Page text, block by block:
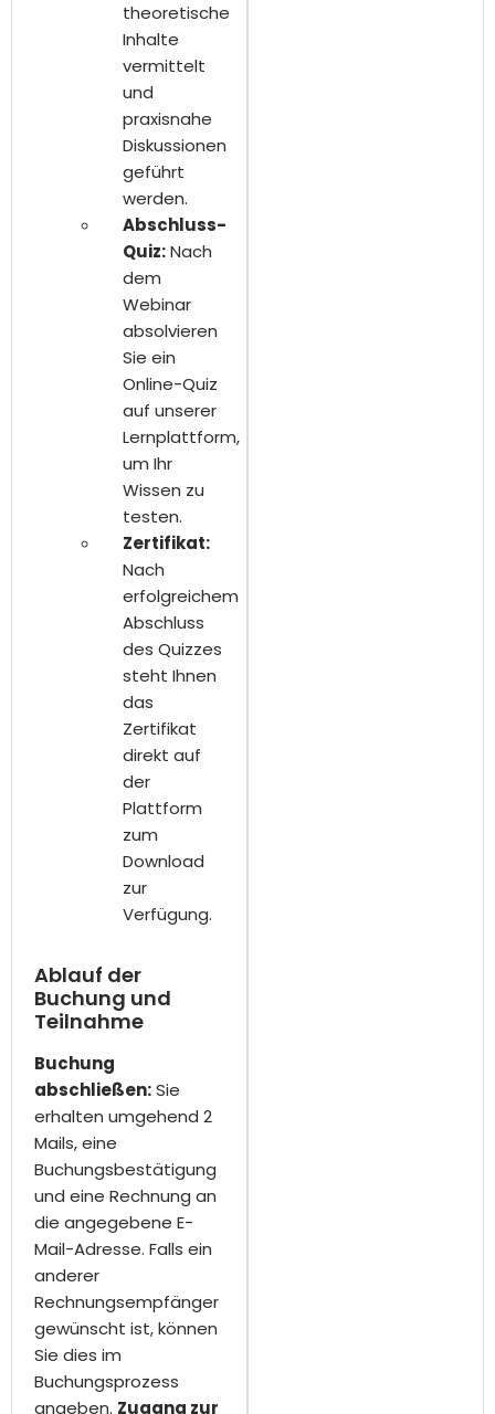
theoretische
Inhalte
vermittelt
und
praxisnahe
Diskussionen
geführt
werden.
Abschluss-
Quiz:Nach
dem
Webinar
absolvieren
Sie ein
Online-Quiz
auf unserer
Lernplattform,
um Ihr
Wissen zu
testen.
Zertifikat:
Nach
erfolgreichem
Abschluss
des Quizzes
steht Ihnen
das
Zertifikat
direkt auf
der
Plattform
zum
Download
zur
Verfügung.
Ablauf der
Buchung und
Teilnahme
Buchung
abschließen:Sie
erhalten umgehend 2
Mails, eine
Buchungsbestätigung
und eine Rechnung an
die angegebene E-
Mail-Adresse. Falls ein
anderer
Rechnungsempfänger
gewünscht ist, können
Sie dies im
Buchungsprozess
angeben. Zugang zur